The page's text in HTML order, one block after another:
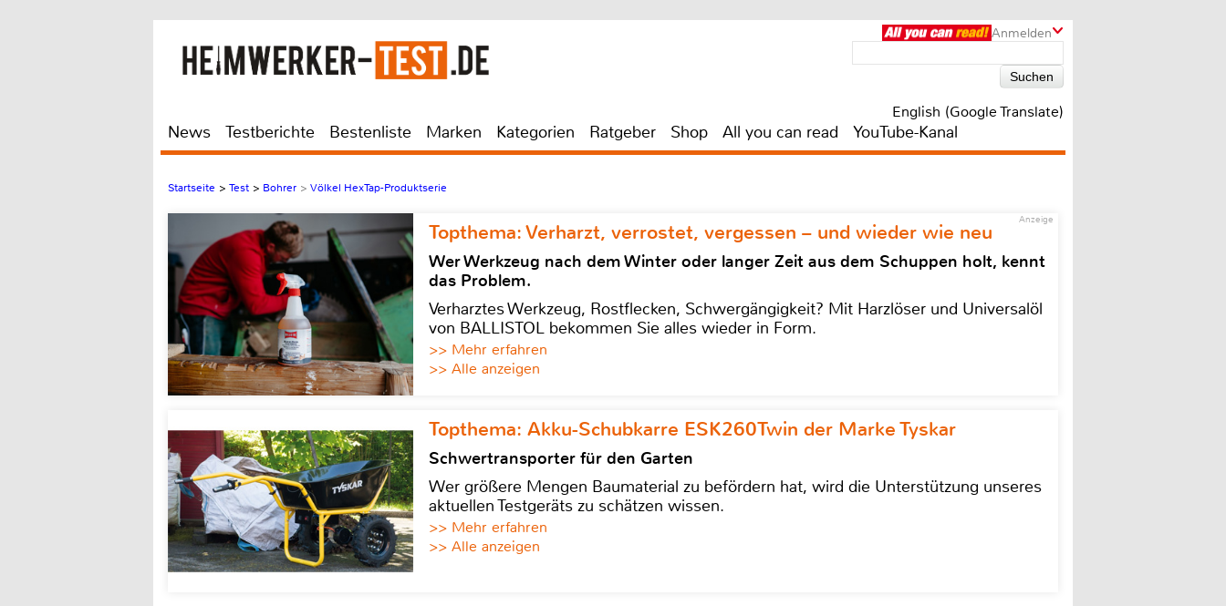
Anmelden
English (Google Translate)
News Testberichte Bestenliste Marken Kategorien Ratgeber Shop All you can read YouTube-Kanal
Startseite > Test > Bohrer > Völkel HexTap-Produktserie
Anzeige
Topthema: Verharzt, verrostet, vergessen – und wieder wie neu
Wer Werkzeug nach dem Winter oder langer Zeit aus dem Schuppen holt, kennt
das Problem.
Verharztes Werkzeug, Rostflecken, Schwergängigkeit? Mit Harzlöser und Universalöl
von BALLISTOL bekommen Sie alles wieder in Form.
>> Mehr erfahren
>> Alle anzeigen
Topthema: Akku-Schubkarre ESK260Twin der Marke Tyskar
Schwertransporter für den Garten
Wer größere Mengen Baumaterial zu befördern hat, wird die Unterstützung unseres
aktuellen Testgeräts zu schätzen wissen.
>> Mehr erfahren
>> Alle anzeigen